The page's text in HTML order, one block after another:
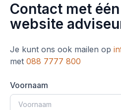
Contact met
website
Je kunt ons ook mailen op
met 088 7777 800
Voornaam